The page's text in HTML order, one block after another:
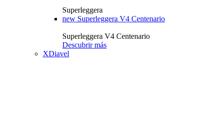
Superleggera
new Superleggera V4 Centenario
Superleggera V4 Centenario
Descubrir más
XDiavel